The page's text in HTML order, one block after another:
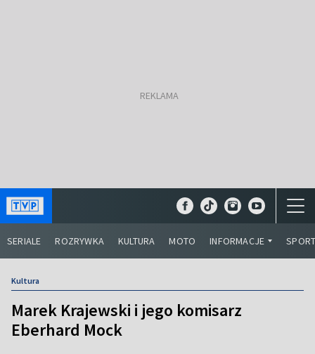
SERIALE ROZRYWKA KULTURA MOTO INFORMACJE
Kultura
Marek Krajewski i jego komisarz
Eberhard Mock